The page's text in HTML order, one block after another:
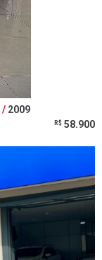
2009
R$ 58.900